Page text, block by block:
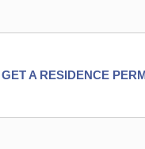
A RESIDENCE